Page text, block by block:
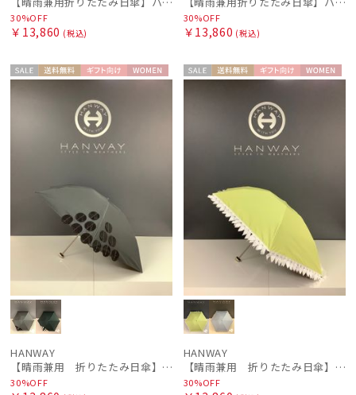
30%OFF
￥13,860 (税込)
30%OFF
￥13,860 (税込)
セー 送料無 ギフト
向け
WOME
HANWAY
【晴雨兼用 折りたたみ日傘】ハンウェイ（ＨＡＮＷＡＹ）Angela（アンジェラ）
30%OFF
セー 送料無 ギフト
向け
WOME
HANWAY
【晴雨兼用 折りたたみ日傘】ハンウェイ（ＨＡＮＷＡＹ）Emma（エマ）
30%OFF